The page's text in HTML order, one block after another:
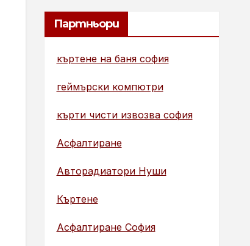
Партньори
къртене на баня софия
геймърски компютри
кърти чисти извозва софия
Асфалтиране
Авторадиатори Нуши
Къртене
Асфалтиране София